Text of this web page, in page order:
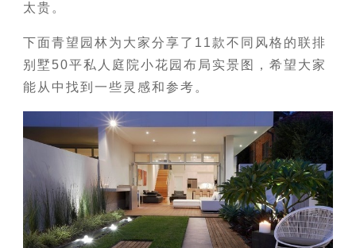
太贵。
下面青望园林为大家分享了11款不同风格的联排
别墅50平私人庭院小花园布局实景图，希望大家
能从中找到一些灵感和参考。